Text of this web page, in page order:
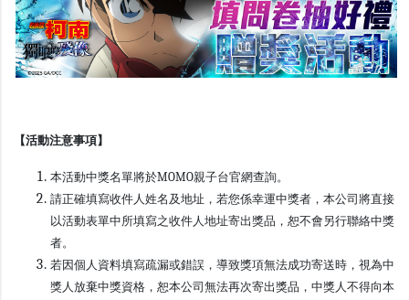
【活動注意事項】
本活動中獎名單將於MOMO親子台官網查詢。
請正確填寫收件人姓名及地址，若您係幸運中獎者，本公司將直接
以活動表單中所填寫之收件人地址寄出獎品，恕不會另行聯絡中獎
者。
若因個人資料填寫疏漏或錯誤，導致獎項無法成功寄送時，視為中
獎人放棄中獎資格，恕本公司無法再次寄出獎品，中獎人不得向本